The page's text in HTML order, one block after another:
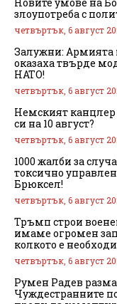
злоупотреба с
четвъртък, 6 август
Залужни: Армията
оказаха твърде
НАТО!
четвъртък, 6 август
Немският
си на 10 август?
четвъртък, 6 август
1000 жалби за
токсично
Брюксел!
четвъртък, 6 август
Тръмп строи
имаме огромен
колкото е
четвъртък, 6 август
Румен Радев
Чуждестранните